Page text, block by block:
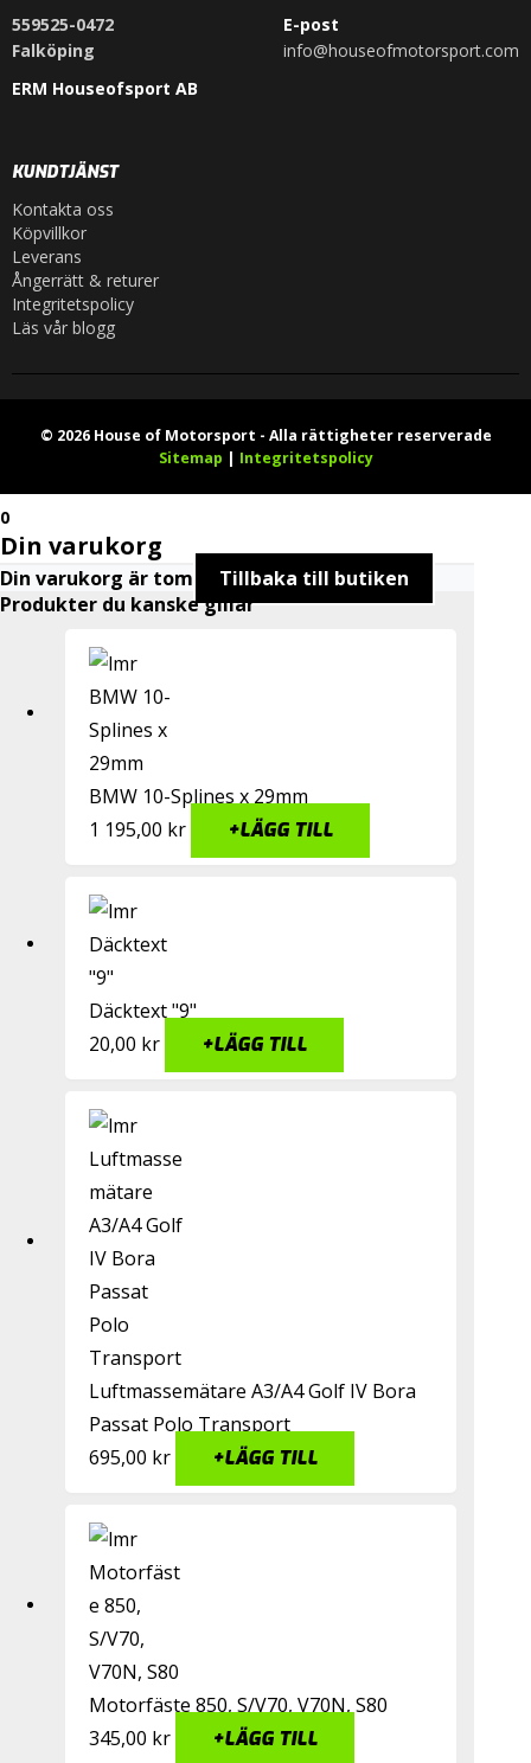
559525-0472
Falköping
ERM Houseofsport AB
E-post
info@houseofmotorsport.com
KUNDTJÄNST
Kontakta oss
Köpvillkor
Leverans
Ångerrätt & returer
Integritetspolicy
Läs vår blogg
© 2026 House of Motorsport - Alla rättigheter reserverade
Sitemap | Integritetspolicy
0
Din varukorg
Din varukorg är tom
Tillbaka till butiken
Produkter du kanske gillar
BMW 10-Splines x 29mm
1 195,00 kr +LÄGG TILL
Däcktext "9"
20,00 kr +LÄGG TILL
Luftmassemätare A3/A4 Golf IV Bora
Passat Polo Transport
695,00 kr +LÄGG TILL
Motorfäste 850, S/V70, V70N, S80
345,00 kr +LÄGG TILL